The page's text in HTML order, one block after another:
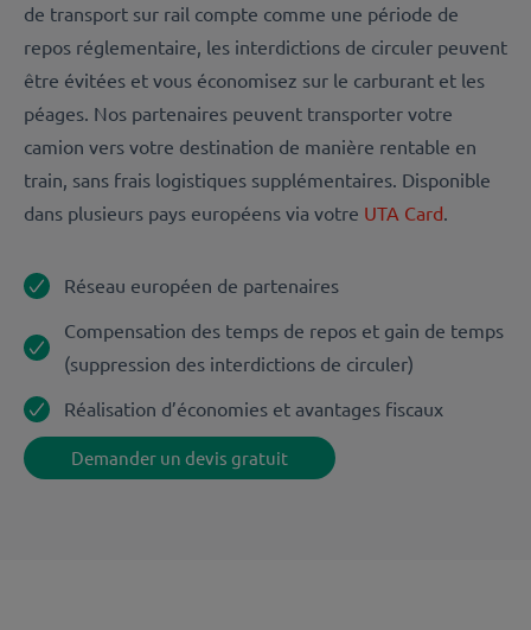
de transport sur rail compte comme une période de
repos réglementaire, les interdictions de circuler peuvent
être évitées et vous économisez sur le carburant et les
péages. Nos partenaires peuvent transporter votre
camion vers votre destination de manière rentable en
train, sans frais logistiques supplémentaires. Disponible
dans plusieurs pays européens via votre UTA Card.
Réseau européen de partenaires
Compensation des temps de repos et gain de temps
(suppression des interdictions de circuler)
Réalisation d’économies et avantages fiscaux
Demander un devis gratuit